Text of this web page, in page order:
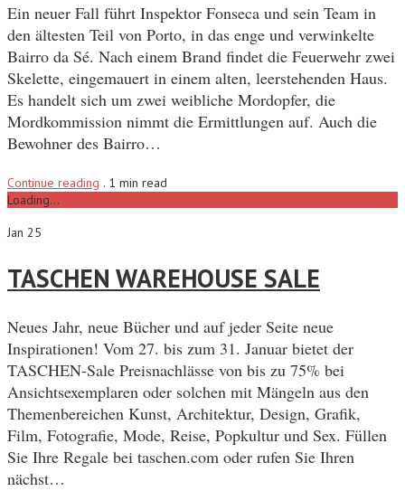
Ein neuer Fall führt Inspektor Fonseca und sein Team in
den ältesten Teil von Porto, in das enge und verwinkelte
Bairro da Sé. Nach einem Brand findet die Feuerwehr zwei
Skelette, eingemauert in einem alten, leerstehenden Haus.
Es handelt sich um zwei weibliche Mordopfer, die
Mordkommission nimmt die Ermittlungen auf. Auch die
Bewohner des Bairro…
Continue reading . 1 min read
Loading...
Jan 25
TASCHEN WAREHOUSE SALE
Neues Jahr, neue Bücher und auf jeder Seite neue
Inspirationen! Vom 27. bis zum 31. Januar bietet der
TASCHEN-Sale Preisnachlässe von bis zu 75% bei
Ansichtsexemplaren oder solchen mit Mängeln aus den
Themenbereichen Kunst, Architektur, Design, Grafik,
Film, Fotografie, Mode, Reise, Popkultur und Sex. Füllen
Sie Ihre Regale bei taschen.com oder rufen Sie Ihren
nächst…